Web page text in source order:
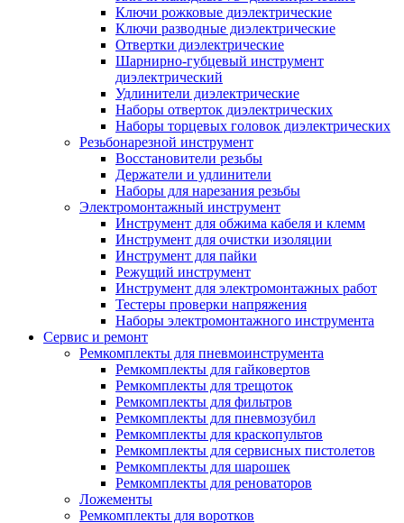
Ключи рожковые диэлектрические
Ключи разводные диэлектрические
Отвертки диэлектрические
Шарнирно-губцевый инструмент
диэлектрический
Удлинители диэлектрические
Наборы отверток диэлектрических
Наборы торцевых головок диэлектрических
Резьбонарезной инструмент
Восстановители резьбы
Держатели и удлинители
Наборы для нарезания резьбы
Электромонтажный инструмент
Инструмент для обжима кабеля и клемм
Инструмент для очистки изоляции
Инструмент для пайки
Режущий инструмент
Инструмент для электромонтажных работ
Тестеры проверки напряжения
Наборы электромонтажного инструмента
Сервис и ремонт
Ремкомплекты для пневмоинструмента
Ремкомплекты для гайковертов
Ремкомплекты для трещоток
Ремкомплекты для фильтров
Ремкомплекты для пневмозубил
Ремкомплекты для краскопультов
Ремкомплекты для сервисных пистолетов
Ремкомплекты для шарошек
Ремкомплекты для реноваторов
Ложементы
Ремкомплекты для воротков